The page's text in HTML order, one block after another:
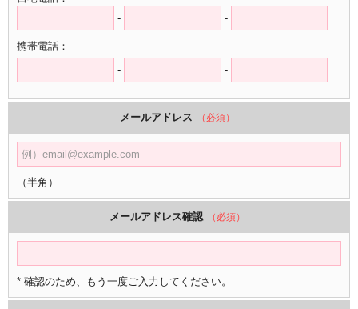
-
-
携帯電話：
-
-
メールアドレス （必須）
（半角）
メールアドレス確認 （必須）
* 確認のため、もう一度ご入力してください。